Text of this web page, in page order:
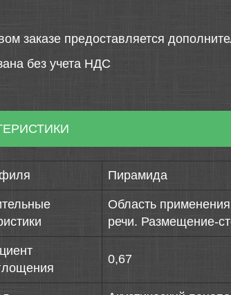
заказе предоставляется
без учета НДС
Пирамида
Область
речи. Размещение-
0,67